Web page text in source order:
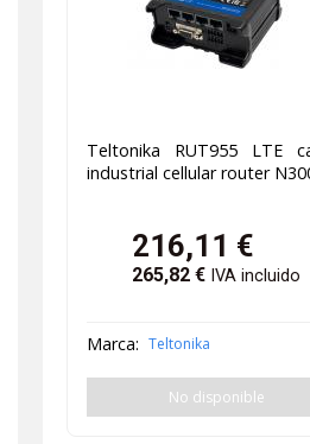
Teltonika RUT955 LTE
industrial cellular router
216,11 €
265,82 € IVA incluido
Marca: Teltonika
No disponible